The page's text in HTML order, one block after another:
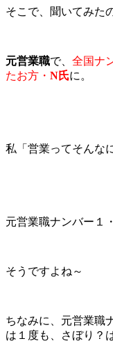
そこで、聞いてみた
元営業職で、 全国ナ
たお方・ N氏に。
私「営業ってそんな
元営業職ナンバー１
そうですよね～
ちなみに、元営業職
は１度も、さぼり？